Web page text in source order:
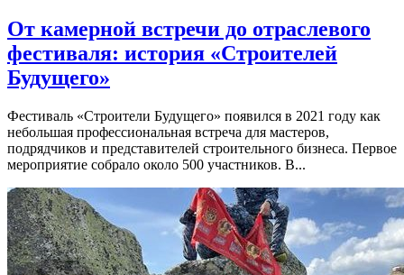
От камерной встречи до отраслевого
фестиваля: история «Строителей
Будущего»
Фестиваль «Строители Будущего» появился в 2021 году как
небольшая профессиональная встреча для мастеров,
подрядчиков и представителей строительного бизнеса. Первое
мероприятие собрало около 500 участников. В...